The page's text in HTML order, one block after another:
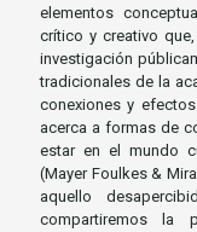
elementos
crítico y creativo
investigación
tradicionales de la
conexiones y
acerca a formas de
estar en el mundo
(Mayer Foulkes &
aquello
compartiremos la